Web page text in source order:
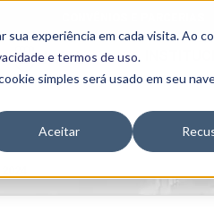
sua experiência em cada visita. Ao
e termos de uso.
simples será usado em seu
Aceitar
Acadêmicos